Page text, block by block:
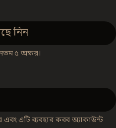
৫ অক্ষর।
এটি ব্যবহার করব অ্যাকাউন্ট